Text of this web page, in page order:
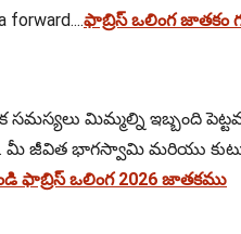
forward....ఫాబ్రిస్ ఒలింగ జాతకం
మిమ్మల్ని ఇబ్బంది
జీవిత భాగస్వామి మరియు
ఫాబ్రిస్ ఒలింగ 2026 జాతకము